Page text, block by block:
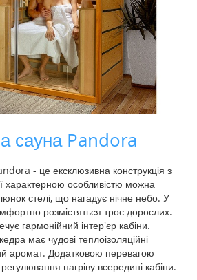
сауна Pandora
- це ексклюзивна конструкція з
характерною особливістю можна
стелі, що нагадує нічне небо. У
розмістяться троє дорослих.
гармонійний інтер'єр кабіни.
має чудові теплоізоляційні
аромат. Додатковою перевагою
нагріву всередині кабіни.